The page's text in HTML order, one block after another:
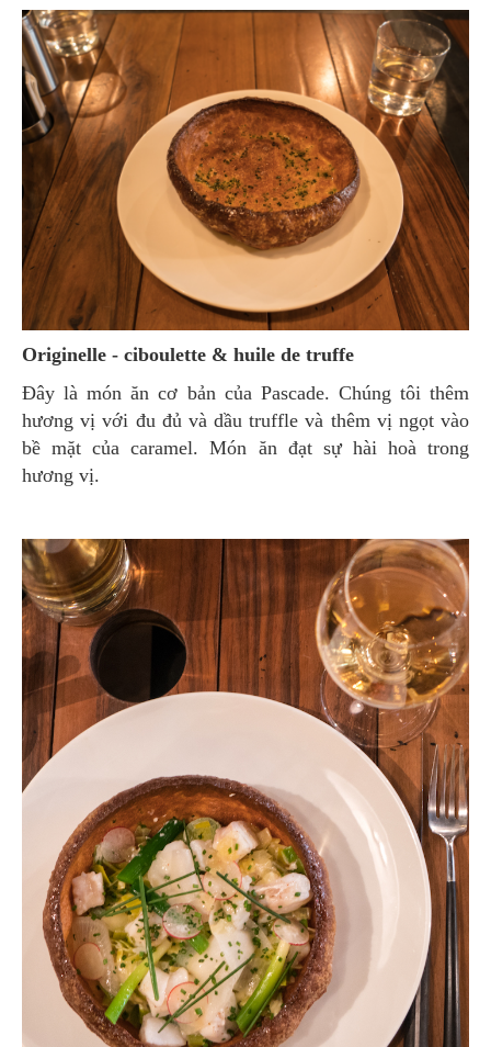
Originelle - ciboulette & huile de truffe
Đây là món ăn cơ bản của Pascade. Chúng tôi thêm
hương vị với đu đủ và dầu truffle và thêm vị ngọt vào
bề mặt của caramel. Món ăn đạt sự hài hoà trong
hương vị.